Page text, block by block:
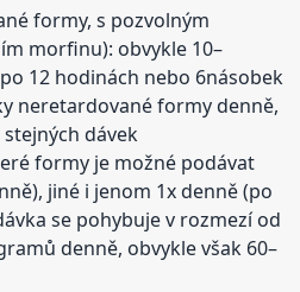
formy, s pozvolným
morfinu): obvykle 10–
12 hodinách nebo 6násobek
neretardované formy denně,
dávek
formy je možné podávat
jiné i jenom 1x denně (po
se pohybuje v rozmezí od
denně, obvykle však 60–